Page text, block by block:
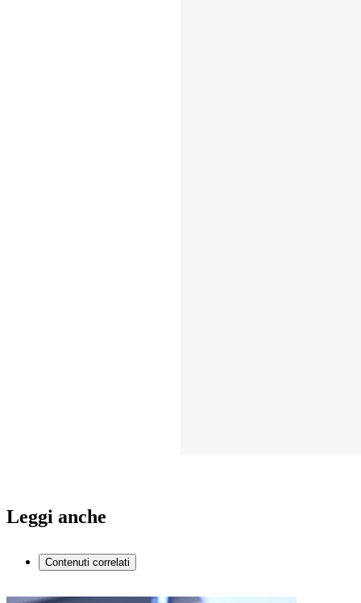
Leggi anche
Contenuti correlati